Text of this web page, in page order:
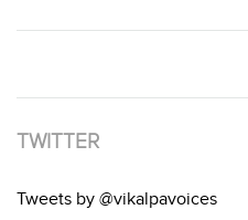
TWITTER
Tweets by @vikalpavoices